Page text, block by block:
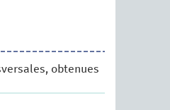
obtenues